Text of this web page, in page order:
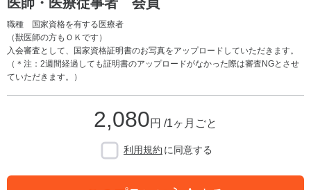
職種 国家資格を有する医療者
（獣医師の方もＯＫです）
入会審査として、国家資格証明書のお写真をアップロードしていただきます。
（＊注：2週間経過しても証明書のアップロードがなかった際は審査NGとさせ
ていただきます。）
2,080円 /1ヶ月ごと
利用規約 に同意する